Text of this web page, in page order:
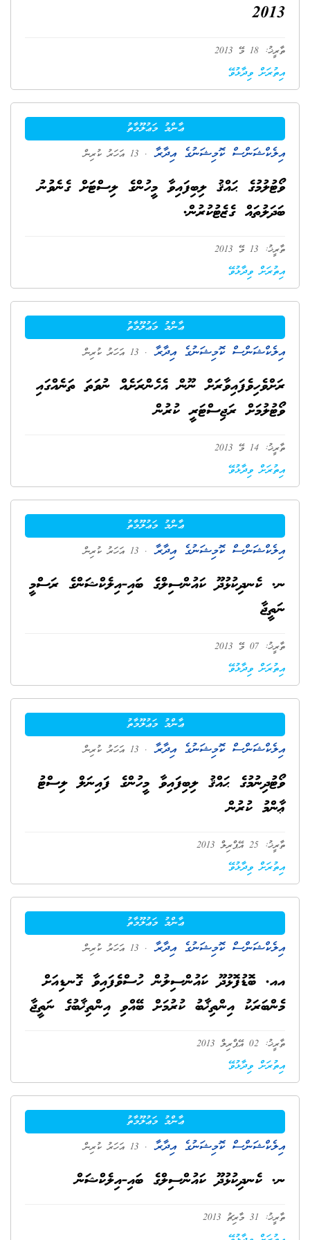
2013
ތާރީޚު: 18 މޭ 2013
އިތުރަށް ވިދާޅުވޭ
ޢާންމު މަޢުލޫމާތު
އިލެކްޝަންސް ކޮމިޝަނުގެ އިދާރާ . 13 އަހަރު ކުރިން
ވޯޓުލުމުގެ ޙައްޤު ލިބިފައިވާ މީހުންގެ ލިސްޓަށް ގެނެވުނު
ބަދަލުތައް ގެޒެޓުކުރުން.
ތާރީޚު: 13 މޭ 2013
އިތުރަށް ވިދާޅުވޭ
ޢާންމު މަޢުލޫމާތު
އިލެކްޝަންސް ކޮމިޝަނުގެ އިދާރާ . 13 އަހަރު ކުރިން
ރަށްވެހިވެފައިވާރަށް ނޫން އެހެންރަށެއް ނުވަތަ ތަނެއްގައި
ވޯޓުލުމަށް ރަޖިސްޓަރީ ކުރުން
ތާރީޚު: 14 މޭ 2013
އިތުރަށް ވިދާޅުވޭ
ޢާންމު މަޢުލޫމާތު
އިލެކްޝަންސް ކޮމިޝަނުގެ އިދާރާ . 13 އަހަރު ކުރިން
ނ. ކެނދިކުޅުދޫ ކައުންސިލްގެ ބައި-އިލެކްޝަންގެ ރަސްމީ
ނަތީޖާ
ތާރީޚު: 07 މޭ 2013
އިތުރަށް ވިދާޅުވޭ
ޢާންމު މަޢުލޫމާތު
އިލެކްޝަންސް ކޮމިޝަނުގެ އިދާރާ . 13 އަހަރު ކުރިން
ވޯޓުދިނުމުގެ ޙައްޤު ލިބިފައިވާ މީހުންގެ ފައިނަލް ލިސްޓު
ޢާންމު ކުރުން
ތާރީޚު: 25 އޭޕްރިލް 2013
އިތުރަށް ވިދާޅުވޭ
ޢާންމު މަޢުލޫމާތު
އިލެކްޝަންސް ކޮމިޝަނުގެ އިދާރާ . 13 އަހަރު ކުރިން
އއ. ބޮޑުފޮޅުދޫ ކައުންސިލުން ހުސްވެފައިވާ ގޮނޑިއަށް
މެންބަރަކު އިންތިޚާބު ކުރުމަށް ބޭއްވި އިންތިޚާބުގެ ނަތީޖާ
ތާރީޚު: 02 އޭޕްރިލް 2013
އިތުރަށް ވިދާޅުވޭ
ޢާންމު މަޢުލޫމާތު
އިލެކްޝަންސް ކޮމިޝަނުގެ އިދާރާ . 13 އަހަރު ކުރިން
ނ. ކެނދިކުޅުދޫ ކައުންސިލްގެ ބައި-އިލެކްޝަން
ތާރީޚު: 31 މާރިޗު 2013